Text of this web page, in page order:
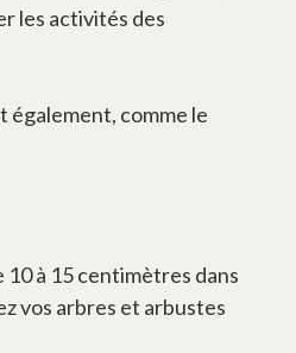
les activités des
également, comme le
à 15 centimètres dans
vos arbres et arbustes